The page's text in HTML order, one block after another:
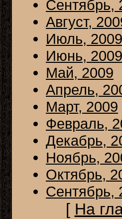
Сентябрь,
Август,
Июль, 2009
Июнь, 2009
Май, 2009
Апрель,
Март, 2009
Февраль,
Декабрь,
Ноябрь,
Октябрь,
Сентябрь,
[ На